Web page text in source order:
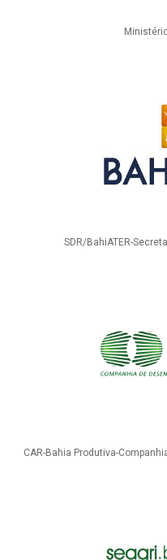
SDR/BahiATER-
CAR-Bahia Produtiva-